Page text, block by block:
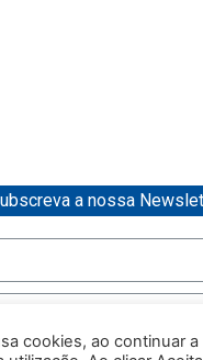
a nossa
cookies, ao continuar